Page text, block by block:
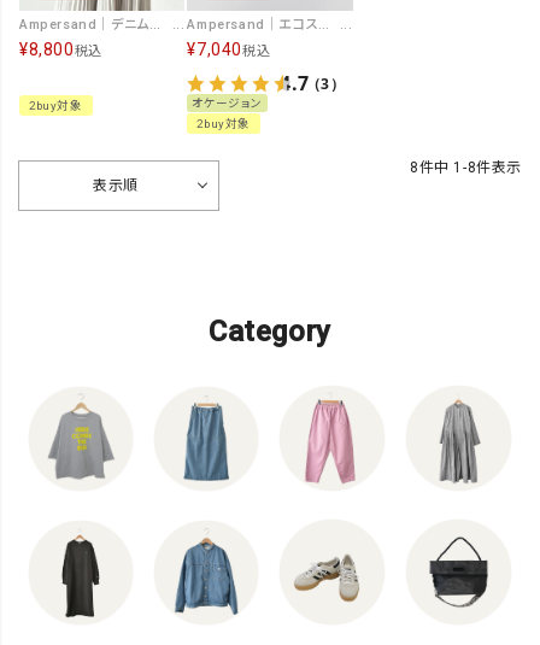
Ampersand｜デニムフリルショルダーバッグ [[ME-24004]][C]
¥8,800税込
2buy対象
Ampersand｜エコスウェードフリルBAG [[ME-23040M]][C]
¥7,040税込
4.7（3）
オケージョン
2buy対象
表示順
8件中 1 -8件表示
Category